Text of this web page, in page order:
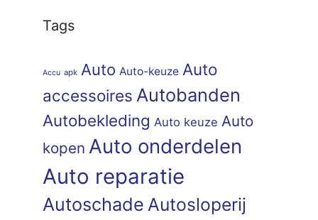
Tags
Accu apk Auto Auto-keuze Auto
accessoires Autobanden
Autobekleding Auto keuze Auto
kopen Auto onderdelen
Auto reparatie
Autoschade Autosloperij